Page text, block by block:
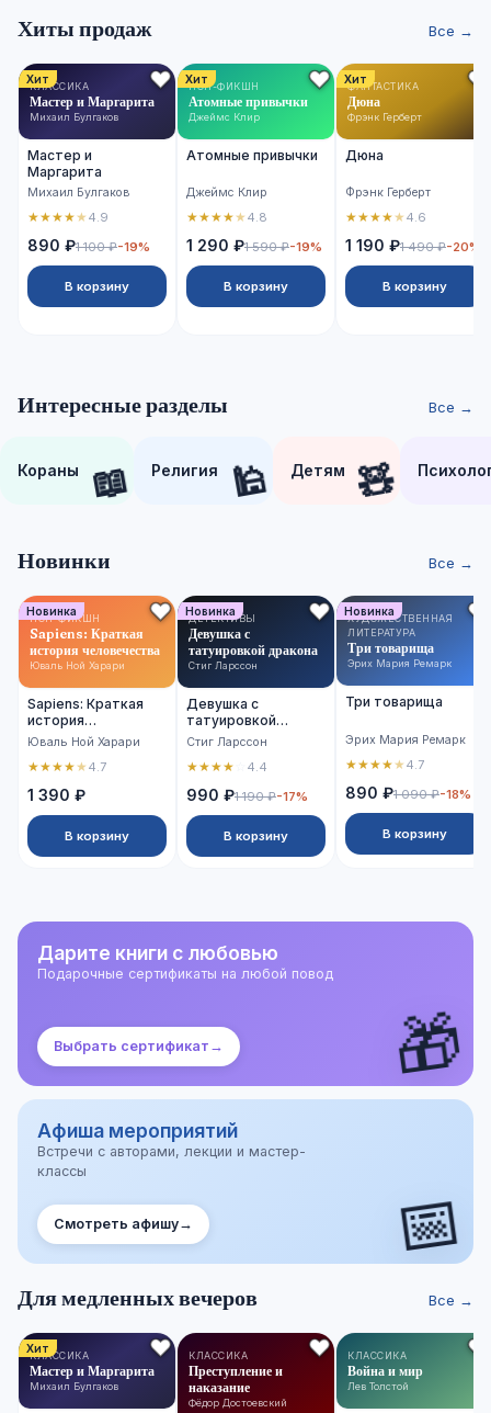
Хиты продаж Все →
Хит
КЛАССИКА
Мастер и Маргарита
Михаил Булгаков
Мастер и
Маргарита
Михаил Булгаков
★★★★★4.9
890 ₽1 100 ₽-19%
В корзину
Хит
НОН-ФИКШН
Атомные привычки
Джеймс Клир
Атомные привычки
Джеймс Клир
★★★★★4.8
1 290 ₽1 590 ₽-19%
В корзину
Хит
ФАНТАСТИКА
Дюна
Фрэнк Герберт
Дюна
Фрэнк Герберт
★★★★★4.6
1 190 ₽1 490 ₽-20%
В корзину
Интересные разделы Все →
Кораны 📖 Религия 🕌 Детям 🧸
Новинки Все →
Новинка
НОН-ФИКШН
Sapiens: Краткая
история человечества
Юваль Ной Харари
Sapiens: Краткая
история
человечества
Юваль Ной Харари
★★★★★4.7
1 390 ₽
В корзину
Новинка
ДЕТЕКТИВЫ
Девушка с
татуировкой дракона
Стиг Ларссон
Девушка с
татуировкой
дракона
Стиг Ларссон
★★★★ 4.4
990 ₽1 190 ₽-17%
В корзину
Новинка
ХУДОЖЕСТВЕННАЯ
ЛИТЕРАТУРА
Три товарища
Эрих Мария Ремарк
Три товарища
Эрих Мария Ремарк
★★★★★4.7
890 ₽1 090 ₽-18%
В корзину
Дарите книги с любовью
Подарочные сертификаты на любой повод
Выбрать сертификат → 🎁
Афиша мероприятий
Встречи с авторами, лекции и мастер-
классы
Смотреть афишу→ 📅
Для медленных вечеров Все →
Хит
КЛАССИКА
Мастер и Маргарита
Михаил Булгаков
КЛАССИКА
Преступление и
наказание
Фёдор Достоевский
КЛАССИКА
Война и мир
Лев Толстой